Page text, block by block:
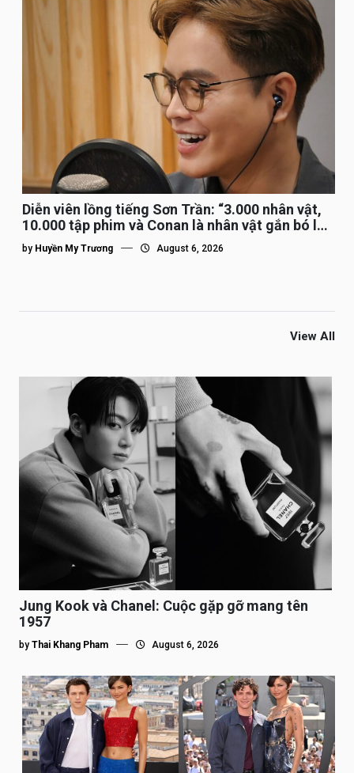
Diễn viên lồng tiếng Sơn Trần: “3.000 nhân vật,
10.000 tập phim và Conan là nhân vật gắn bó lâu
nhất”
by Huyền My Trương August 6, 2026
View All
Jung Kook và Chanel: Cuộc gặp gỡ mang tên
1957
by Thai Khang Pham August 6, 2026